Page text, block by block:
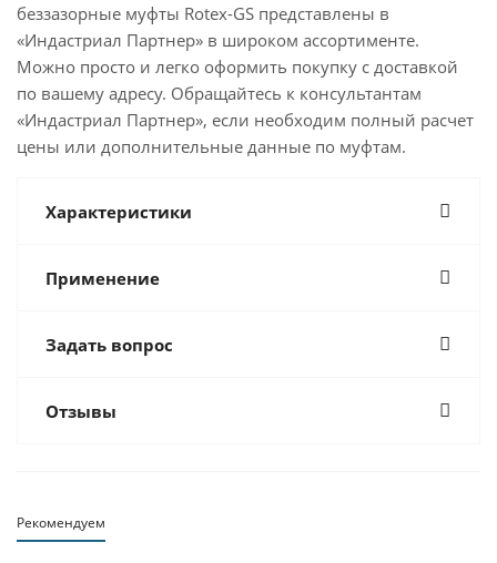
беззазорные муфты Rotex-GS представлены в
«Индастриал Партнер» в широком ассортименте.
Можно просто и легко оформить покупку с доставкой
по вашему адресу. Обращайтесь к консультантам
«Индастриал Партнер», если необходим полный расчет
цены или дополнительные данные по муфтам.
Характеристики
Применение
Задать вопрос
Отзывы
Рекомендуем